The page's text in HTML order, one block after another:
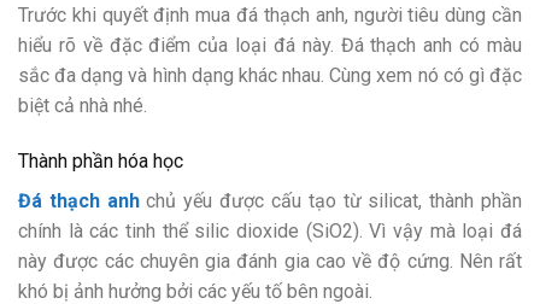
Trước khi quyết định mua đá thạch anh, người tiêu dùng cần
hiểu rõ về đặc điểm của loại đá này. Đá thạch anh có màu
sắc đa dạng và hình dạng khác nhau. Cùng xem nó có gì đặc
biệt cả nhà nhé.
Thành phần hóa học
Đá thạch anhchủ yếu được cấu tạo từ silicat, thành phần
chính là các tinh thể silic dioxide (SiO2). Vì vậy mà loại đá
này được các chuyên gia đánh gia cao về độ cứng. Nên rất
khó bị ảnh hưởng bởi các yếu tố bên ngoài.